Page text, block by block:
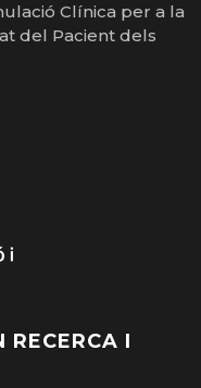
Clínica per a la
del Pacient dels
RECERCA I